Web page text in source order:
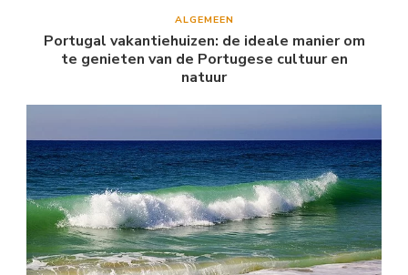
ALGEMEEN
Portugal vakantiehuizen: de ideale manier om
te genieten van de Portugese cultuur en
natuur